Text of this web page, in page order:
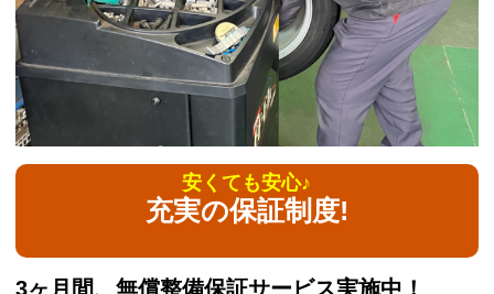
安くても安心♪
充実の保証制度!
3ヶ月間、無償整備保証サービス実施中！